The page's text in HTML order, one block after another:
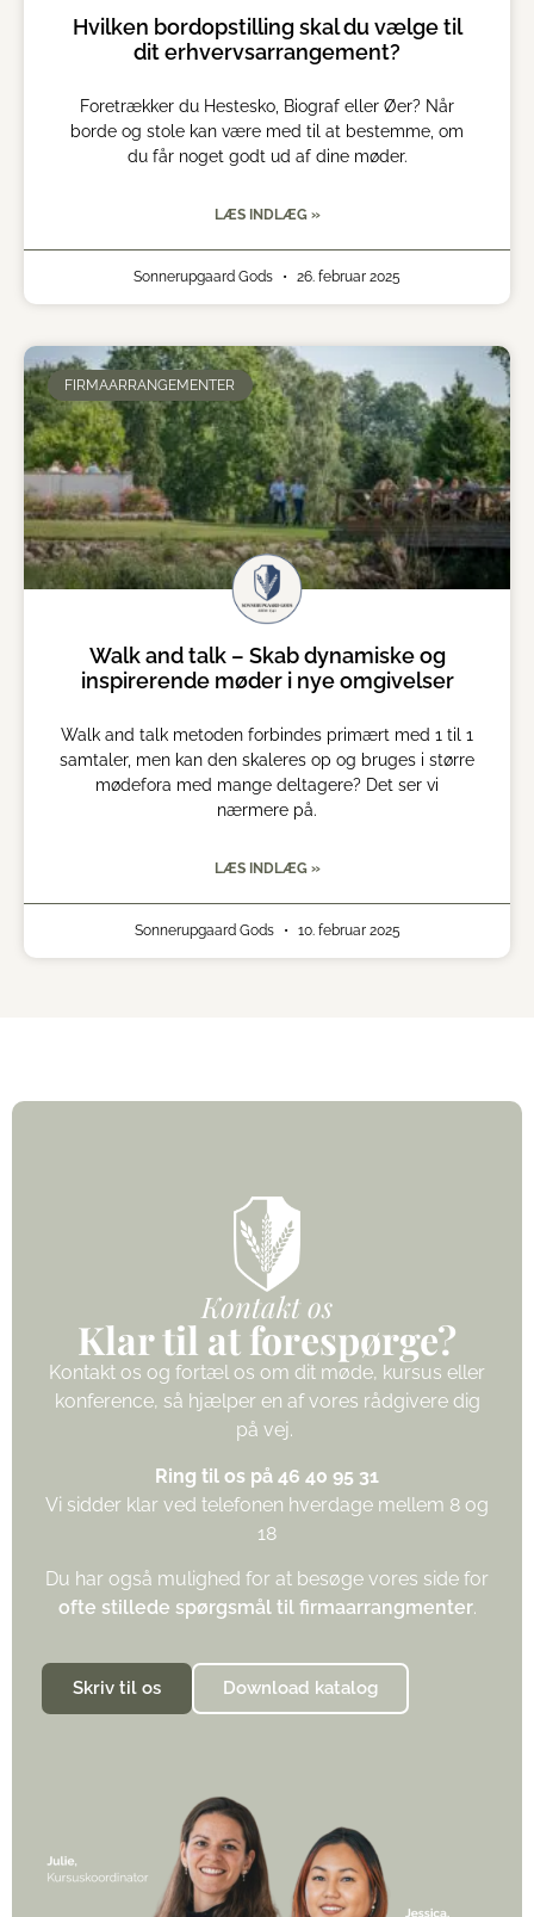
Hvilken bordopstilling skal du vælge til
dit erhvervsarrangement?
Foretrækker du Hestesko, Biograf eller Øer? Når
borde og stole kan være med til at bestemme, om
du får noget godt ud af dine møder.
LÆS INDLÆG »
Sonnerupgaard Gods 26. februar 2025
FIRMAARRANGEMENTER
Walk and talk – Skab dynamiske og
inspirerende møder i nye omgivelser
Walk and talk metoden forbindes primært med 1 til 1
samtaler, men kan den skaleres op og bruges i større
mødefora med mange deltagere? Det ser vi
nærmere på.
LÆS INDLÆG »
Sonnerupgaard Gods 10. februar 2025
Kontakt os
Klar til at forespørge?
Kontakt os og fortæl os om dit møde, kursus eller
konference, så hjælper en af vores rådgivere dig
på vej.
Ring til os på 46 40 95 31
Vi sidder klar ved telefonen hverdage mellem 8 og
18
Du har også mulighed for at besøge vores side for
ofte stillede spørgsmål til firmaarrangmenter.
Skriv til os Download katalog